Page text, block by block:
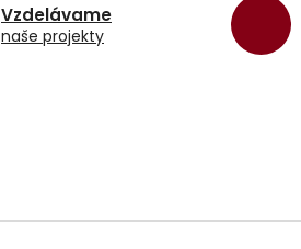
Vzdelávame
naše projekty